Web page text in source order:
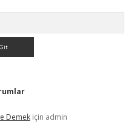
Demekiçin admin